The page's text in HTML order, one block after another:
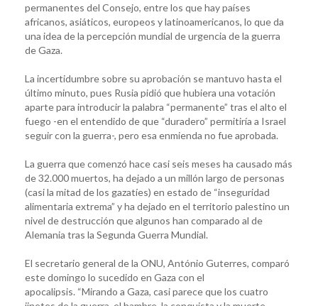
permanentes del Consejo, entre los que hay países
africanos, asiáticos, europeos y latinoamericanos, lo que da
una idea de la percepción mundial de urgencia de la guerra
de Gaza.
La incertidumbre sobre su aprobación se mantuvo hasta el
último minuto, pues Rusia pidió que hubiera una votación
aparte para introducir la palabra “permanente” tras el alto el
fuego -en el entendido de que “duradero” permitiría a Israel
seguir con la guerra-, pero esa enmienda no fue aprobada.
La guerra que comenzó hace casi seis meses ha causado más
de 32.000 muertos, ha dejado a un millón largo de personas
(casi la mitad de los gazatíes) en estado de “inseguridad
alimentaria extrema” y ha dejado en el territorio palestino un
nivel de destrucción que algunos han comparado al de
Alemania tras la Segunda Guerra Mundial.
El secretario general de la ONU, António Guterres, comparó
este domingo lo sucedido en Gaza con el
apocalipsis. “Mirando a Gaza, casi parece que los cuatro